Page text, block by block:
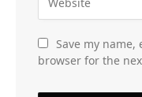
Save my
browser for the